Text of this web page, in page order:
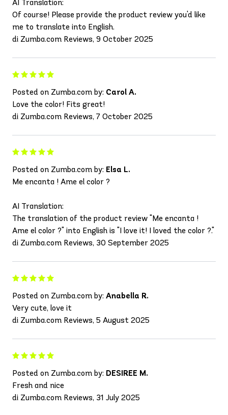
AI Translation:
Of course! Please provide the product review you'd like
me to translate into English.
di Zumba.com Reviews, 9 October 2025
Posted on Zumba.com by: Carol A.
Love the color! Fits great!
di Zumba.com Reviews, 7 October 2025
Posted on Zumba.com by: Elsa L.
Me encanta ! Ame el color ?
AI Translation:
The translation of the product review "Me encanta !
Ame el color ?" into English is "I love it! I loved the color ?."
di Zumba.com Reviews, 30 September 2025
Posted on Zumba.com by: Anabella R.
Very cute, love it
di Zumba.com Reviews, 5 August 2025
Posted on Zumba.com by: DESIREE M.
Fresh and nice
di Zumba.com Reviews, 31 July 2025